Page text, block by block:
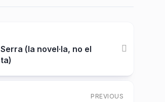
(la novel·la, no el
PREVIOUS